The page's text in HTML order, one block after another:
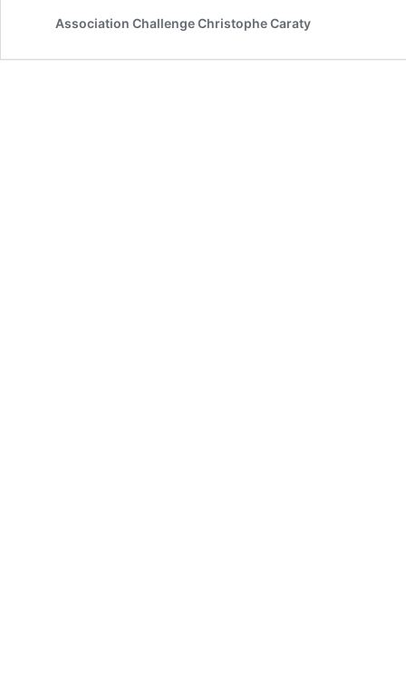
Association Challenge Christophe Caraty